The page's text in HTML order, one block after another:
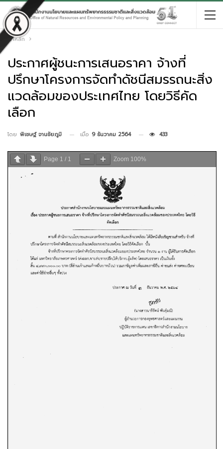
หน้าหลัก
ประกาศผู้ชนะการเสนอราคา จ้างที่
ปรึกษาโครงการจัดทำดัชนีสมรรถนะสิ่ง
แวดล้อมของประเทศไทย โดยวิธีคัด
เลือก
โดย พิเชษฐ์ จานชัยภูมิ เมื่อ 9 ธันวาคม 2564 433
Page 1 / 1 Zoom 100%